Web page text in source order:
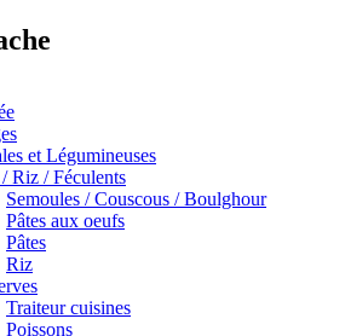
et Légumineuses
/ Riz / Féculents
Semoules / Couscous / Boulghour
Pâtes aux oeufs
Pâtes
Riz
Traiteur cuisines
Poissons